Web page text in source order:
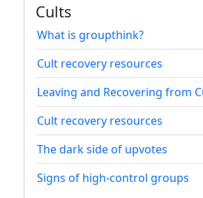
Cults
What is groupthink?
Cult recovery resources
Leaving and Recovering from
Cult recovery resources
The dark side of upvotes
Signs of high-control groups